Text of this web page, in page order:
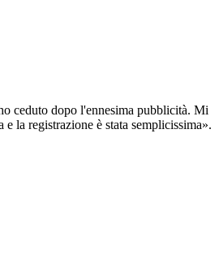
ceduto dopo l'ennesima pubblicità. Mi
la registrazione è stata semplicissima».